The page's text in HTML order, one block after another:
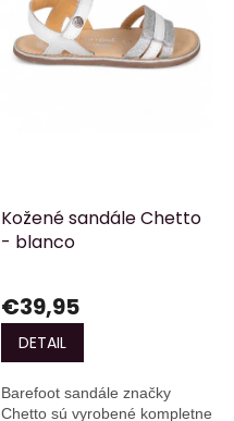
Kožené sandále Chetto
- blanco
€39,95
DETAIL
Barefoot sandále značky
Chetto sú vyrobené kompletne